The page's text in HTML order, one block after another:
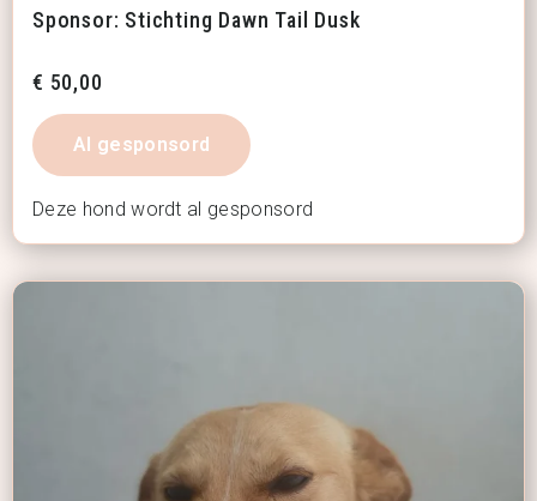
Sponsor: Stichting Dawn Tail Dusk
€ 50,00
Al gesponsord
Deze hond wordt al gesponsord